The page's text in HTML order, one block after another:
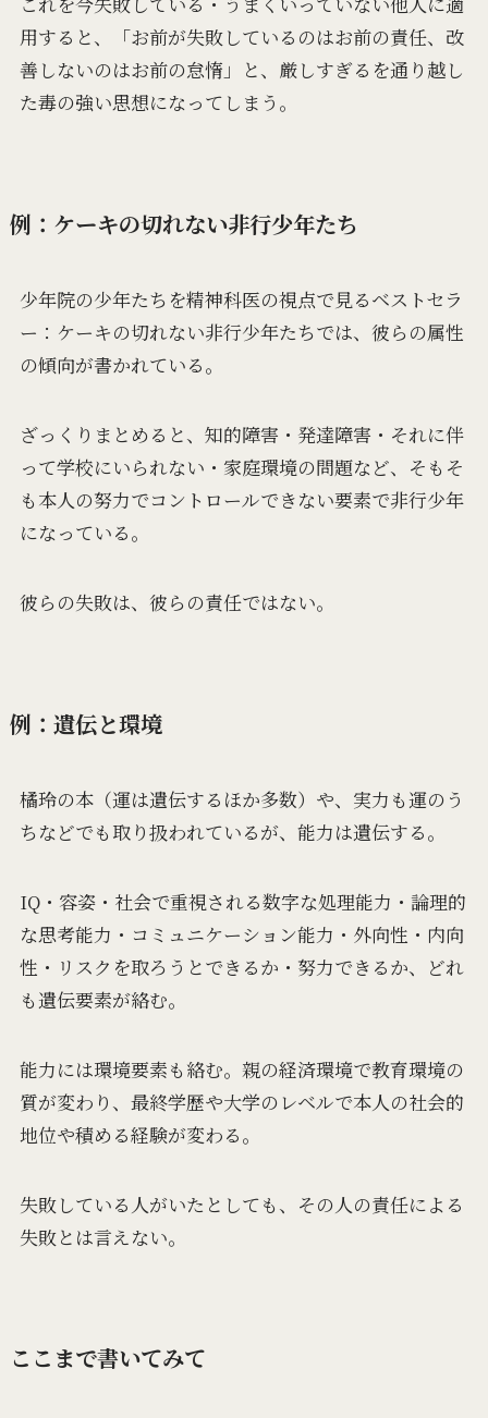
用すると、「お前が失敗しているのはお前の責任、改
善しないのはお前の怠惰」と、厳しすぎるを通り越し
た毒の強い思想になってしまう。
例：ケーキの切れない非行少年たち
少年院の少年たちを精神科医の視点で見るベストセラ
ー：ケーキの切れない非行少年たちでは、彼らの属性
の傾向が書かれている。
ざっくりまとめると、知的障害・発達障害・それに伴
って学校にいられない・家庭環境の問題など、そもそ
も本人の努力でコントロールできない要素で非行少年
になっている。
彼らの失敗は、彼らの責任ではない。
例：遺伝と環境
橘玲の本（運は遺伝するほか多数）や、実力も運のう
ちなどでも取り扱われているが、能力は遺伝する。
IQ・容姿・社会で重視される数字な処理能力・論理的
な思考能力・コミュニケーション能力・外向性・内向
性・リスクを取ろうとできるか・努力できるか、どれ
も遺伝要素が絡む。
能力には環境要素も絡む。親の経済環境で教育環境の
質が変わり、最終学歴や大学のレベルで本人の社会的
地位や積める経験が変わる。
失敗している人がいたとしても、その人の責任による
失敗とは言えない。
ここまで書いてみて